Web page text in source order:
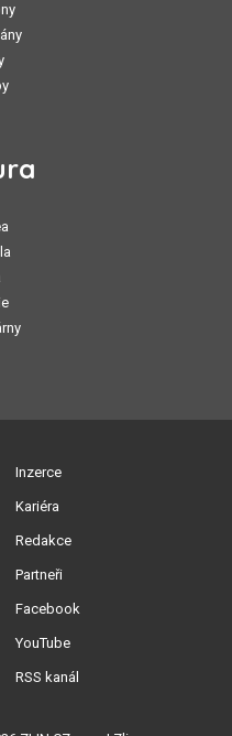
Inzerce
Kariéra
Redakce
Partneři
Facebook
YouTube
RSS kanál